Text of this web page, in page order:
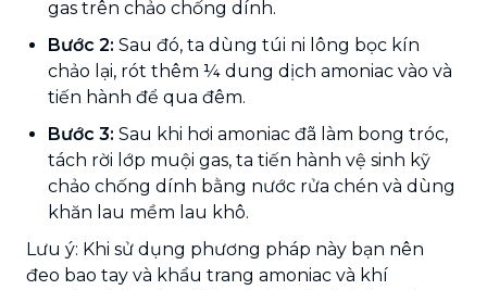
gas trên chảo chống dính.
Bước 2: Sau đó, ta dùng túi ni lông bọc kín
chảo lại, rót thêm ¼ dung dịch amoniac vào và
tiến hành để qua đêm.
Bước 3: Sau khi hơi amoniac đã làm bong tróc,
tách rời lớp muội gas, ta tiến hành vệ sinh kỹ
chảo chống dính bằng nước rửa chén và dùng
khăn lau mềm lau khô.
Lưu ý: Khi sử dụng phương pháp này bạn nên
đeo bao tay và khẩu trang amoniac và khí